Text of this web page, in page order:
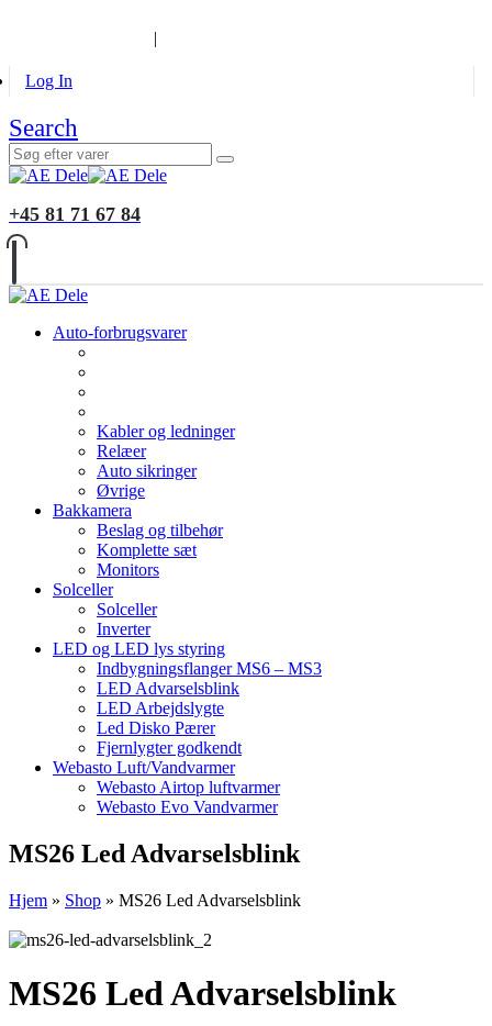
|
Log In
Search
+45 81 71 67 84
Auto-forbrugsvarer
Kabler og ledninger
Relæer
Auto sikringer
Øvrige
Bakkamera
Beslag og tilbehør
Komplette sæt
Monitors
Solceller
Solceller
Inverter
LED og LED lys styring
Indbygningsflanger MS6 – MS3
LED Advarselsblink
LED Arbejdslygte
Led Disko Pærer
Fjernlygter godkendt
Webasto Luft/Vandvarmer
Webasto Airtop luftvarmer
Webasto Evo Vandvarmer
MS26 Led Advarselsblink
Hjem » Shop » MS26 Led Advarselsblink
MS26 Led Advarselsblink